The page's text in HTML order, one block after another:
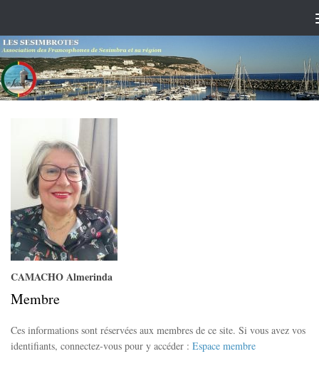
CAMACHO Almerinda
Membre
Ces informations sont réservées aux membres de ce site. Si vous avez vos
identifiants, connectez-vous pour y accéder : Espace membre